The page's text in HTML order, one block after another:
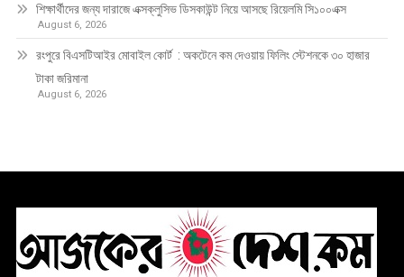
শিক্ষার্থীদের জন্য দারাজে এক্সক্লুসিভ ডিসকাউন্ট নিয়ে আসছে রিয়েলমি সি১০০এক্স
August 6, 2026
রংপুরে বিএসটিআইর মোবাইল কোর্ট : অকটেনে কম দেওয়ায় ফিলিং স্টেশনকে ৩০ হাজার
টাকা জরিমানা
August 6, 2026